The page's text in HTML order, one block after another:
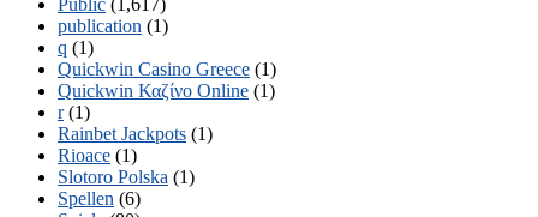
Public (1,617)
publication (1)
q (1)
Quickwin Casino Greece (1)
Quickwin Καζίνο Online (1)
r (1)
Rainbet Jackpots (1)
Rioace (1)
Slotoro Polska (1)
Spellen (6)